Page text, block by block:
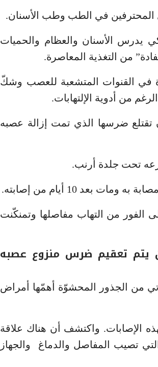
المحترفين في الطب وطب الأسنان.
يدرس الأسنان والعظام والحميات
من التغذية المعاصرة.
المستمرّة في القنوات المتشعبة للعصب وشكّ
من أدوية الإلتهابات.
امرأة مقعدة منذ 6 سنوات بأن تقتلع ضرسها الذي تمت إزالة عصبه
تحت جلدة أرنب.
10 أيام من إصابته.
من التهاب مفاصلها وتمنكّنت
يتم تعقيم ضرس منزوع عصبه
من الجذور المحشوّة أهمّها أمراض
لهذه الإصابات. واكتشف أن هناك علاقة
تصيب المفاصل والدماغ والجهاز